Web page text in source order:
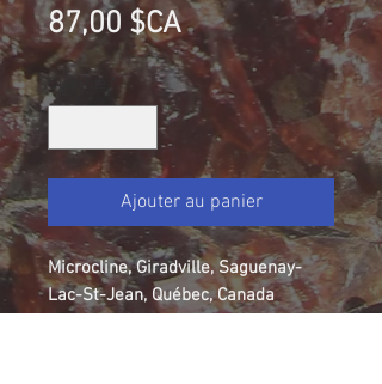
87,00 $CAPrix
Quantité
Ajouter au panier
Microcline, Giradville, Saguenay-
Lac-St-Jean, Québec, Canada